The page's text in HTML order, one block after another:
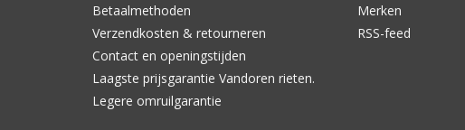
Betaalmethoden
Verzendkosten & retourneren
Contact en openingstijden
Laagste prijsgarantie Vandoren rieten.
Legere omruilgarantie
Merken
RSS-feed